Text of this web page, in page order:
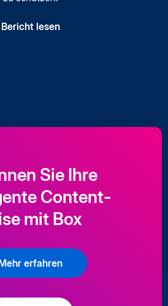
Bericht lesen
Sie Ihre
Content-
mit Box
erfahren